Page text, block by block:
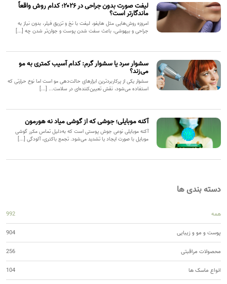
لیفت صورت بدون جراحی در ۲۰۲۶؛ کدام روش واقعاً
ماندگارتر است؟
امروزه روش‌هایی مثل هایفو، لیفت با نخ و تزریق فیلر، بدون نیاز به
جراحی و بیهوشی، باعث سفت شدن پوست و جوان‌تر شدن چه [...]
سشوار سرد یا سشوار گرم: کدام آسیب کمتری به مو
می‌زند؟
سشوار یکی از پرکاربردترین ابزارهای حالت‌دهی مو است اما نوع حرارتی که
استفاده می‌شود، نقش تعیین‌کننده‌ای در سلامت... [...]
آکنه موبایلی؛ جوشی که از گوشی میاد نه هورمون
آکنه موبایلی نوعی جوش پوستی است که به‌دلیل تماس مکرر گوشی
موبایل با صورت ایجاد یا تشدید می‌شود. تجمع باکتری، آلودگی [...]
دسته بندی ها
همه 992
پوست و مو و زیبایی 904
محصولات مراقبتی 256
انواع ماسک ها 104